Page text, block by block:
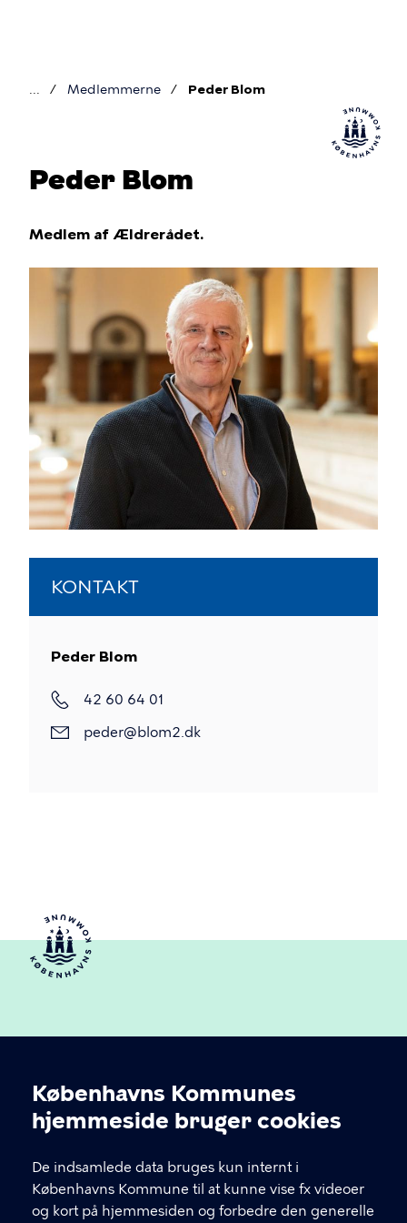
Cookieindstillinger
Københavns Kommunes
hjemmeside bruger cookies
De indsamlede data bruges kun internt i
Københavns Kommune til at kunne vise fx videoer
og kort på hjemmesiden og forbedre den generelle
Medlemmerne Peder Blom
Peder Blom
Medlem af Ældrerådet.
KONTAKT
Peder Blom
42 60 64 01
peder@blom2.dk
Københavns Kommune